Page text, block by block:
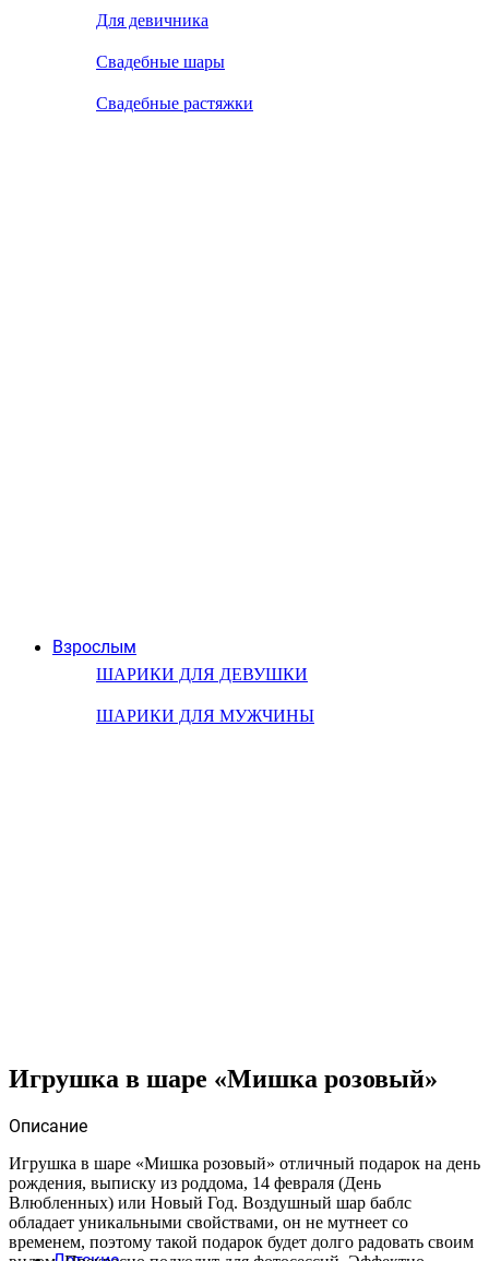
Для девичника
Свадебные шары
Свадебные растяжки
Взрослым
ШАРИКИ ДЛЯ ДЕВУШКИ
ШАРИКИ ДЛЯ МУЖЧИНЫ
Игрушка в шаре «Мишка розовый»
Описание
Игрушка в шаре «Мишка розовый» отличный подарок на день
рождения, выписку из роддома, 14 февраля (День
Влюбленных) или Новый Год. Воздушный шар баблс
обладает уникальными свойствами, он не мутнеет со
временем, поэтому такой подарок будет долго радовать своим